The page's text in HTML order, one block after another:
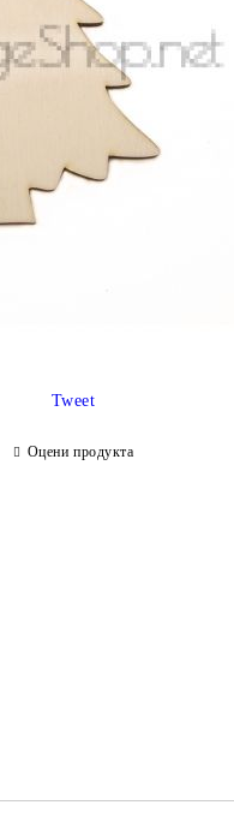
Tweet
Оцени продукта